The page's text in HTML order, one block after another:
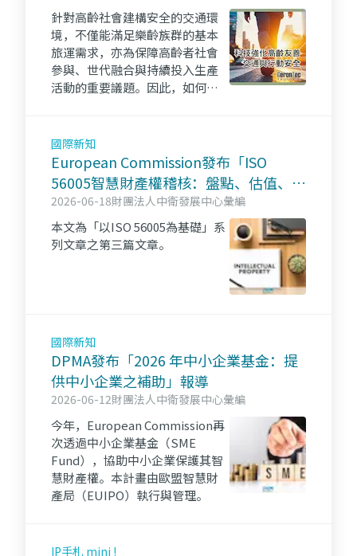
針對高齡社會建構安全的交通環
境，不僅能滿足樂齡族群的基本
旅運需求，亦為保障高齡者社會
參與、世代融合與持續投入生產
活動的重要議題。因此，如何應
能的社會風險，成為值得關注的
焦點。
國際新知
European Commission發布「ISO
56005智慧財產權稽核：盤點、估值、與
風險管理
2026-06-18財團法人中衛發展中心彙編
本文為「以ISO 56005為基礎」系
列文章之第三篇文章。
國際新知
DPMA發布「2026 年中小企業基金：提
供中小企業之補助」報導
2026-06-12財團法人中衛發展中心彙編
今年，European Commission再
次透過中小企業基金（SME
Fund），協助中小企業保護其智
慧財產權。本計畫由歐盟智慧財
產局（EUIPO）執行與管理。
IP手札 mini !